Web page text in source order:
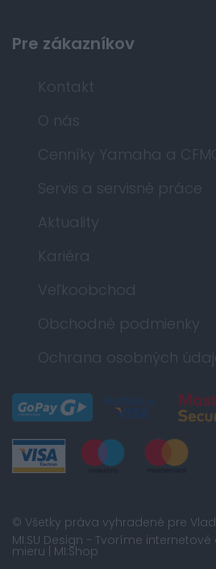
Pre zákazníkov
Kontakt
O nás
Cenníky Yamaha a
Servis a servisné práce
Aktuality
Kariéra
Veľkoobchod
Obchodné podmienky
Ochrana osobných
© Všetky práva vyhradené pre
MI:SU Design - Tvoríme
mieru | MI:Shop